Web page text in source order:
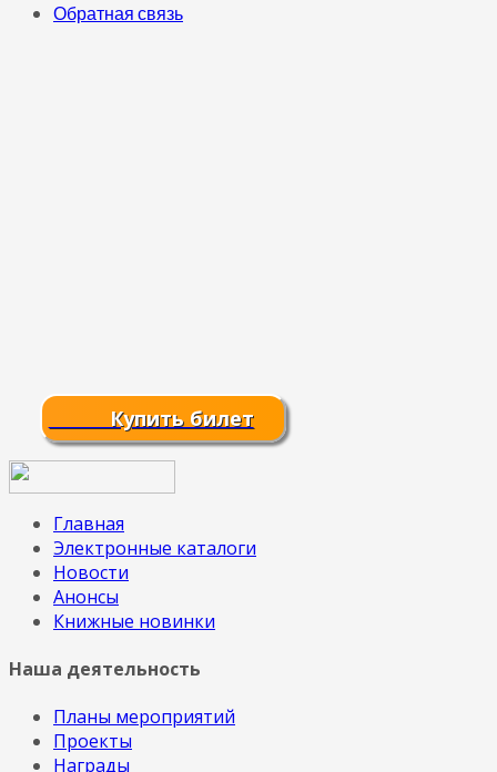
Обратная связь
Купить билет
Главная
Электронные каталоги
Новости
Анонсы
Книжные новинки
Наша деятельность
Планы мероприятий
Проекты
Награды